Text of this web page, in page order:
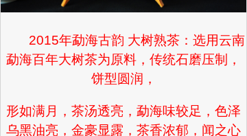
2015年勐海古韵 大树熟茶：选用云南
勐海百年大树茶为原料，传统石磨压制，
饼型圆润，
形如满月，茶汤透亮，勐海味较足，色泽
乌黑油亮，金豪显露，茶香浓郁，闻之心